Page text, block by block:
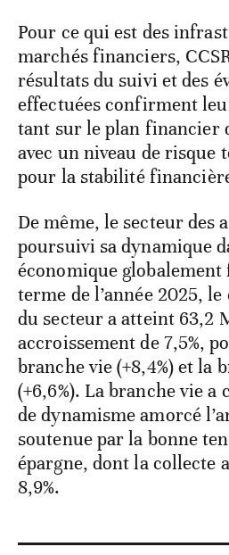
Pour ce qui est des
marchés financiers,
résultats du suivi et des
effectuées confirment
tant sur le plan financier
avec un niveau de risque
pour la stabilité
De même, le secteur des
poursuivi sa dynamique
économique globalement
terme de l’année 2025,
du secteur a atteint 63,2
accroissement de 7,5%,
branche vie (+8,4%) et la
(+6,6%). La branche vie
de dynamisme amorcé
soutenue par la bonne
épargne, dont la collecte
8,9%.